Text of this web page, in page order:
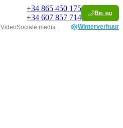
+34 865 450 175
+34 607 857 714
Bel mij
VideoSociale media Winterverhuur